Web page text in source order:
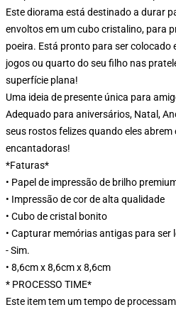
Este diorama está destinado a durar
envoltos em um cubo cristalino, para
poeira. Está pronto para ser colocado
jogos ou quarto do seu filho nas
superfície plana!
Uma ideia de presente única para
Adequado para aniversários, Natal,
seus rostos felizes quando eles
encantadoras!
*Faturas*
• Papel de impressão de brilho
• Impressão de cor de alta qualidade
• Cubo de cristal bonito
• Capturar memórias antigas para ser
- Sim.
• 8,6cm x 8,6cm x 8,6cm
* PROCESSO TIME*
Este item tem um tempo de